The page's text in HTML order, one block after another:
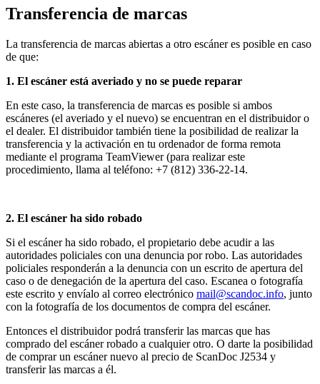
Transferencia de marcas
La transferencia de marcas abiertas a otro escáner es posible en caso
de que:
1. El escáner está averiado y no se puede reparar
En este caso, la transferencia de marcas es posible si ambos
escáneres (el averiado y el nuevo) se encuentran en el distribuidor o
el dealer. El distribuidor también tiene la posibilidad de realizar la
transferencia y la activación en tu ordenador de forma remota
mediante el programa TeamViewer (para realizar este
procedimiento, llama al teléfono: +7 (812) 336-22-14.
2. El escáner ha sido robado
Si el escáner ha sido robado, el propietario debe acudir a las
autoridades policiales con una denuncia por robo. Las autoridades
policiales responderán a la denuncia con un escrito de apertura del
caso o de denegación de la apertura del caso. Escanea o fotografía
este escrito y envíalo al correo electrónico mail@scandoc.info, junto
con la fotografía de los documentos de compra del escáner.
Entonces el distribuidor podrá transferir las marcas que has
comprado del escáner robado a cualquier otro. O darte la posibilidad
de comprar un escáner nuevo al precio de ScanDoc J2534 y
transferir las marcas a él.